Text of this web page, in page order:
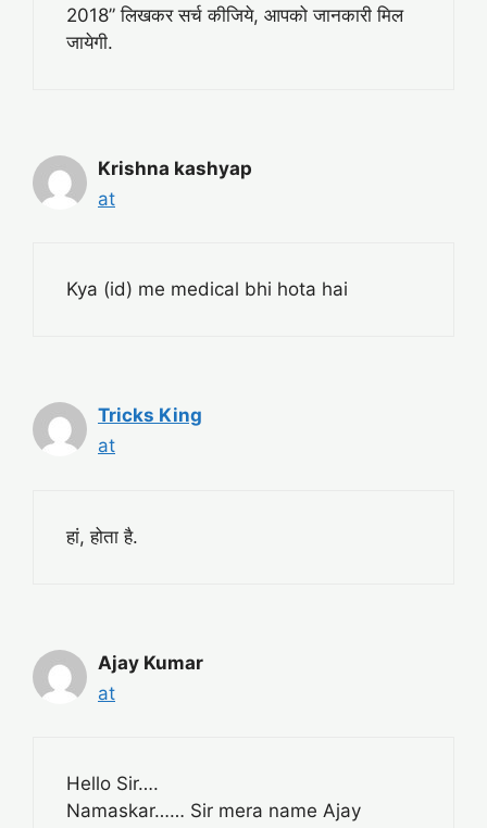
2018” लिखकर सर्च कीजिये, आपको जानकारी मिल
जायेगी.
Krishna kashyap
at
Kya (id) me medical bhi hota hai
Tricks King
at
हां, होता है.
Ajay Kumar
at
Hello Sir….
Namaskar…… Sir mera name Ajay